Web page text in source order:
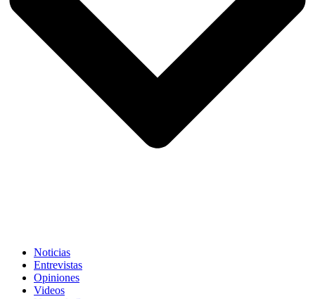
Noticias
Entrevistas
Opiniones
Videos